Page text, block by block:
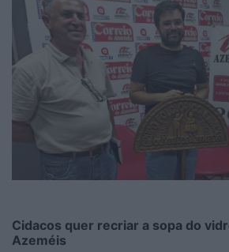
Cidacos quer recriar a sopa do
Azeméis